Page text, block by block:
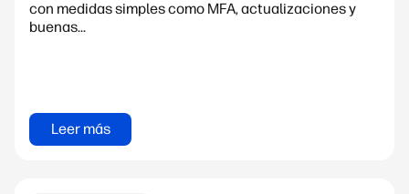
con medidas simples como MFA, actualizaciones y
buenas...
Leer más